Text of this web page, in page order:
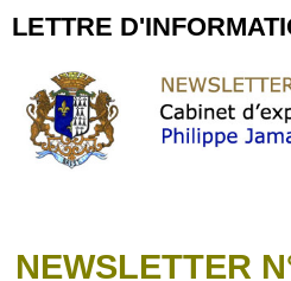
LETTRE